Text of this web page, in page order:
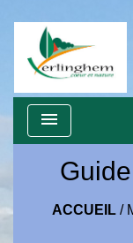
menu
ACCUEIL /